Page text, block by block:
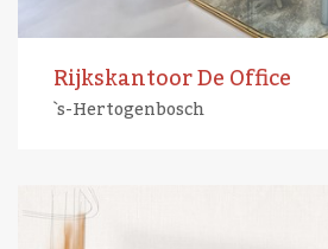
Rijkskantoor De Office
`s-Hertogenbosch